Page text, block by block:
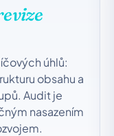
úhlů:
obsahu a
Audit je
nasazením